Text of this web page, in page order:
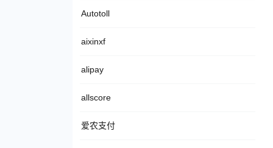
Autotoll
aixinxf
alipay
allscore
爱农支付